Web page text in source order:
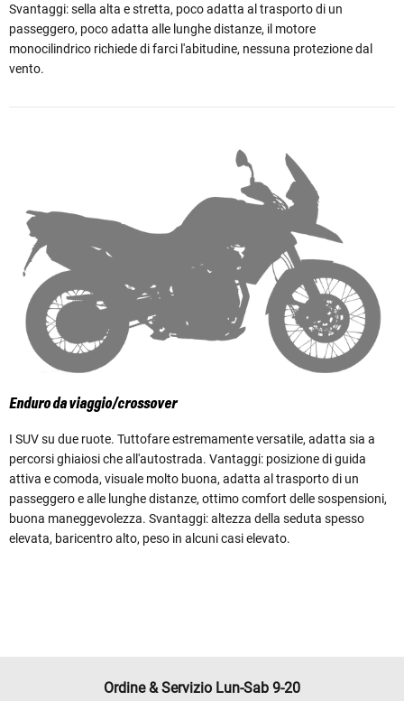
Svantaggi: sella alta e stretta, poco adatta al trasporto di un
passeggero, poco adatta alle lunghe distanze, il motore
monocilindrico richiede di farci l'abitudine, nessuna protezione dal
vento.
Enduro da viaggio/crossover
I SUV su due ruote. Tuttofare estremamente versatile, adatta sia a
percorsi ghiaiosi che all'autostrada. Vantaggi: posizione di guida
attiva e comoda, visuale molto buona, adatta al trasporto di un
passeggero e alle lunghe distanze, ottimo comfort delle sospensioni,
buona maneggevolezza. Svantaggi: altezza della seduta spesso
elevata, baricentro alto, peso in alcuni casi elevato.
Ordine & Servizio Lun-Sab 9-20